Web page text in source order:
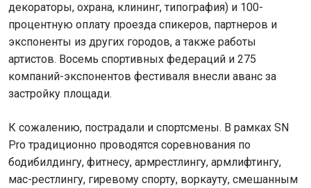
декораторы, охрана, клининг, типография) и 100-
процентную оплату проезда спикеров, партнеров и
экспоненты из других городов, а также работы
артистов. Восемь спортивных федераций и 275
компаний-экспонентов фестиваля внесли аванс за
застройку площади.
К сожалению, пострадали и спортсмены. В рамках SN
Pro традиционно проводятся соревнования по
бодибилдингу, фитнесу, армрестлингу, армлифтингу,
мас-рестлингу, гиревому спорту, воркауту, смешанным